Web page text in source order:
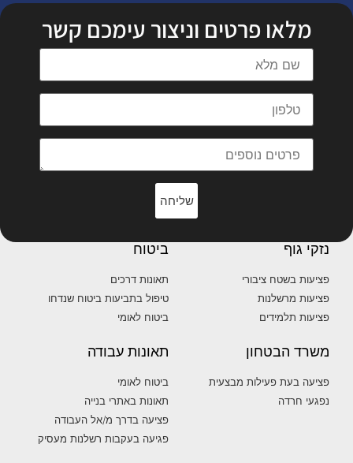
מלאו פרטים וניצור עימכם קשר
שליחה
נזקי גוף
פציעות בשטח ציבורי
פציעות מרשלנות
פציעות תלמידים
ביטוח
תאונות דרכים
טיפול בתביעות ביטוח שנדחו
ביטוח לאומי
משרד הבטחון
פציעה בעת פעילות מבצעית
נפגעי חרדה
תאונות עבודה
ביטוח לאומי
תאונות באתרי בנייה
פציעה בדרך מ/אל העבודה
פגיעה בעקבות רשלנות מעסיק